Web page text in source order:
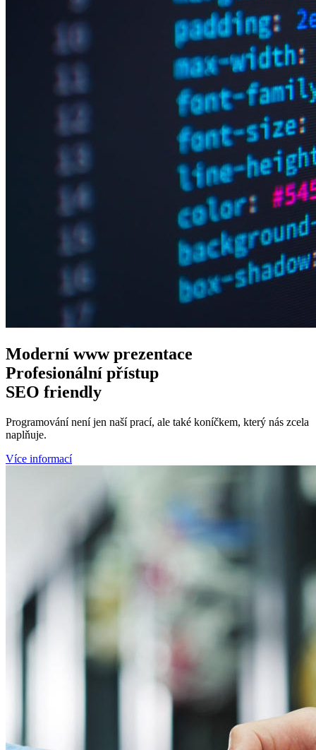
Moderní wwwprezentace
Profesionální přístup
SEO friendly
Programování není jen naší prací, ale také koníčkem, který nás zcela
naplňuje.
Více informací